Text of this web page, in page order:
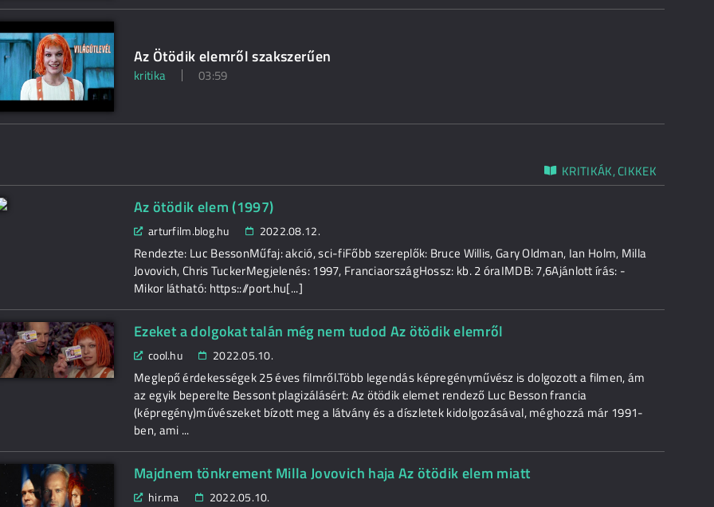
Az Ötödik elemről szakszerűen
kritika 03:59
KRITIKÁK, CIKKEK
Az ötödik elem (1997)
arturfilm.blog.hu 2022.08.12.
Rendezte: Luc BessonMűfaj: akció, sci-fiFőbb szereplők: Bruce Willis, Gary Oldman, Ian Holm, Milla
Jovovich, Chris TuckerMegjelenés: 1997, FranciaországHossz: kb. 2 óraIMDB: 7,6Ajánlott írás: -
Mikor látható: https:://port.hu[...]
Ezeket a dolgokat talán még nem tudod Az ötödik elemről
cool.hu 2022.05.10.
Meglepő érdekességek 25 éves filmről.Több legendás képregényművész is dolgozott a filmen, ám
az egyik beperelte Bessont plagizálásért: Az ötödik elemet rendező Luc Besson francia
(képregény)művészeket bízott meg a látvány és a díszletek kidolgozásával, méghozzá már 1991-
ben, ami ...
Majdnem tönkrement Milla Jovovich haja Az ötödik elem miatt
hir.ma 2022.05.10.